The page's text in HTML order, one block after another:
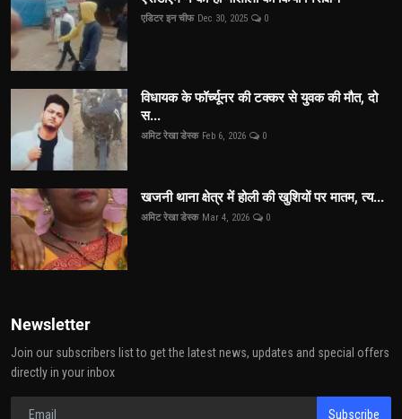
एडिटर इन चीफ Dec 30, 2025 0
विधायक के फॉर्च्यूनर की टक्कर से युवक की मौत, दो
स...
अमिट रेखा डेस्क Feb 6, 2026 0
खजनी थाना क्षेत्र में होली की खुशियों पर मातम, त्य...
अमिट रेखा डेस्क Mar 4, 2026 0
Newsletter
Join our subscribers list to get the latest news, updates and special offers
directly in your inbox
Subscribe